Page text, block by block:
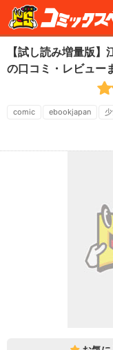
【試し読み増量版
の口コミ・レビュー
comic ebookjapan